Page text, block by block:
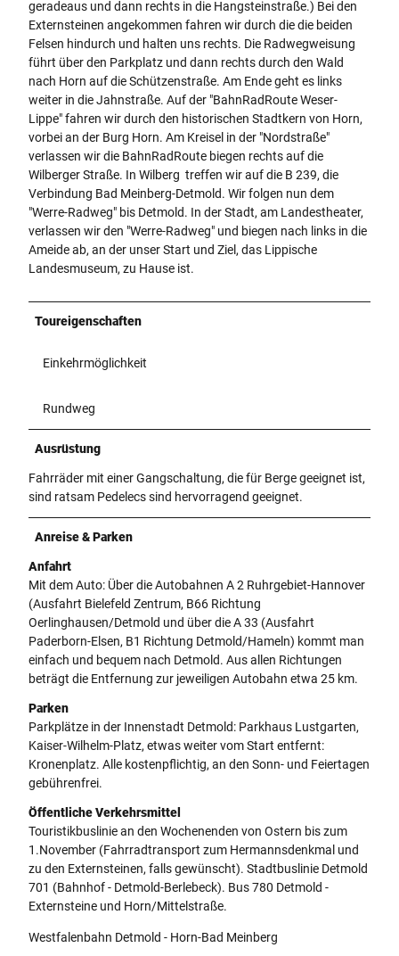
geradeaus und dann rechts in die Hangsteinstraße.) Bei den
Externsteinen angekommen fahren wir durch die die beiden
Felsen hindurch und halten uns rechts. Die Radwegweisung
führt über den Parkplatz und dann rechts durch den Wald
nach Horn auf die Schützenstraße. Am Ende geht es links
weiter in die Jahnstraße. Auf der "BahnRadRoute Weser-
Lippe" fahren wir durch den historischen Stadtkern von Horn,
vorbei an der Burg Horn. Am Kreisel in der "Nordstraße"
verlassen wir die BahnRadRoute biegen rechts auf die
Wilberger Straße. In Wilberg treffen wir auf die B 239, die
Verbindung Bad Meinberg-Detmold. Wir folgen nun dem
"Werre-Radweg" bis Detmold. In der Stadt, am Landestheater,
verlassen wir den "Werre-Radweg" und biegen nach links in die
Ameide ab, an der unser Start und Ziel, das Lippische
Landesmuseum, zu Hause ist.
Toureigenschaften
Einkehrmöglichkeit
Rundweg
Ausrüstung
Fahrräder mit einer Gangschaltung, die für Berge geeignet ist,
sind ratsam Pedelecs sind hervorragend geeignet.
Anreise & Parken
Anfahrt
Mit dem Auto: Über die Autobahnen A 2 Ruhrgebiet-Hannover
(Ausfahrt Bielefeld Zentrum, B66 Richtung
Oerlinghausen/Detmold und über die A 33 (Ausfahrt
Paderborn-Elsen, B1 Richtung Detmold/Hameln) kommt man
einfach und bequem nach Detmold. Aus allen Richtungen
beträgt die Entfernung zur jeweiligen Autobahn etwa 25 km.
Parken
Parkplätze in der Innenstadt Detmold: Parkhaus Lustgarten,
Kaiser-Wilhelm-Platz, etwas weiter vom Start entfernt:
Kronenplatz. Alle kostenpflichtig, an den Sonn- und Feiertagen
gebührenfrei.
Öffentliche Verkehrsmittel
Touristikbuslinie an den Wochenenden von Ostern bis zum
1.November (Fahrradtransport zum Hermannsdenkmal und
zu den Externsteinen, falls gewünscht). Stadtbuslinie Detmold
701 (Bahnhof - Detmold-Berlebeck). Bus 780 Detmold -
Externsteine und Horn/Mittelstraße.
Westfalenbahn Detmold - Horn-Bad Meinberg